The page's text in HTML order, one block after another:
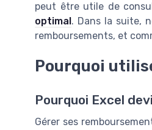
peut être utile de
optimal. Dans la suite,
remboursements, et
Pourquoi
Pourquoi Excel
Gérer ses